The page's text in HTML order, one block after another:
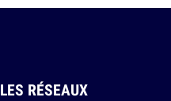
LES RÉSEAUX